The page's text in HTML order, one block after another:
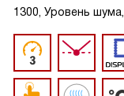
1300, Уровень